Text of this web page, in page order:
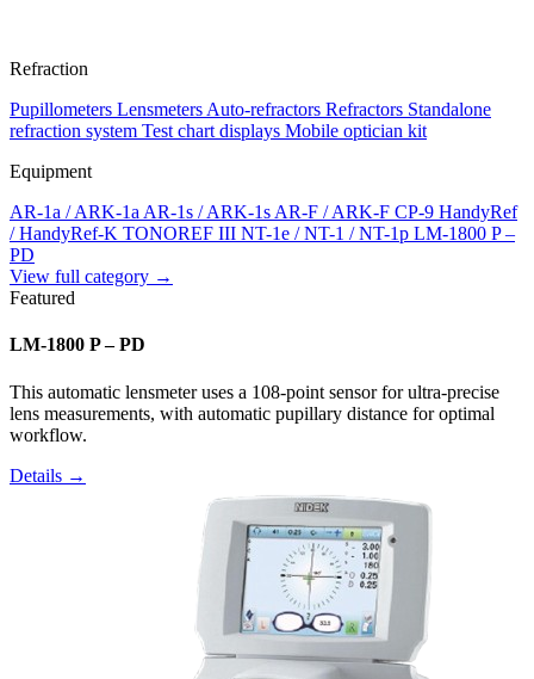
Refraction
Pupillometers Lensmeters Auto-refractors Refractors Standalone
refraction system Test chart displays Mobile optician kit
Equipment
AR-1a / ARK-1a AR-1s / ARK-1s AR-F / ARK-F CP-9 HandyRef
/ HandyRef-K TONOREF III NT-1e / NT-1 / NT-1p LM-1800 P –
PD
View full category →
Featured
LM-1800 P – PD
This automatic lensmeter uses a 108-point sensor for ultra-precise
lens measurements, with automatic pupillary distance for optimal
workflow.
Details →